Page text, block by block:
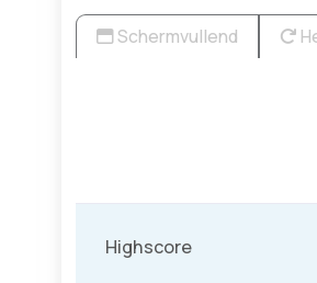
Schermvullend
Highscore